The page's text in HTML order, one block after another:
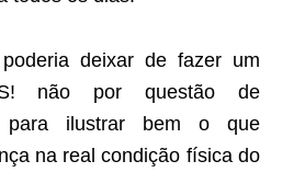
deixar de fazer um
não por questão de
para ilustrar bem o que
na real condição física do